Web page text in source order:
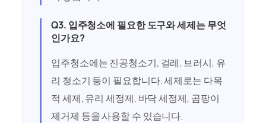
Q3. 입주청소에 필요한 도구와 세제는 무엇
인가요?
입주청소에는 진공청소기, 걸레, 브러시, 유
리 청소기 등이 필요합니다. 세제로는 다목
적 세제, 유리 세정제, 바닥 세정제, 곰팡이
제거제 등을 사용할 수 있습니다.